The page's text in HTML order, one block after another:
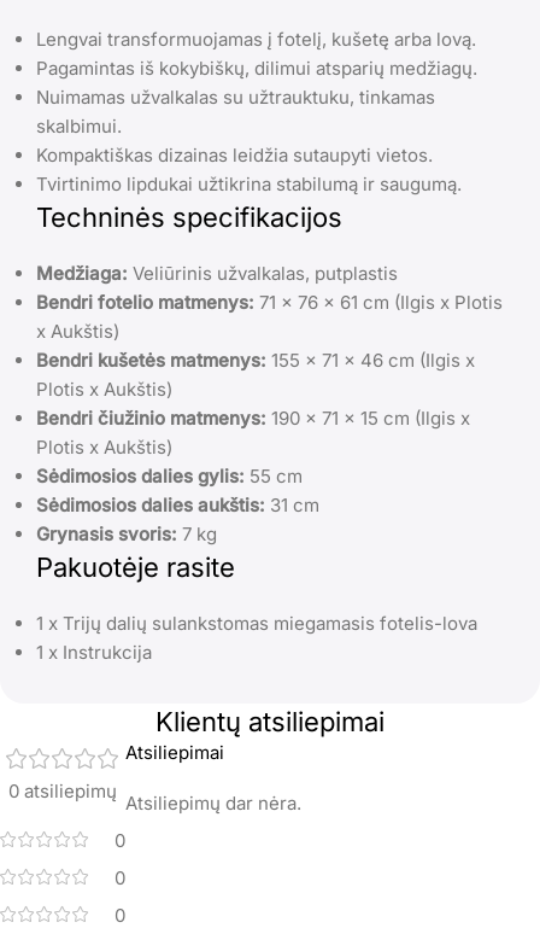
Lengvai transformuojamas į fotelį, kušetę arba lovą.
Pagamintas iš kokybiškų, dilimui atsparių medžiagų.
Nuimamas užvalkalas su užtrauktuku, tinkamas
skalbimui.
Kompaktiškas dizainas leidžia sutaupyti vietos.
Tvirtinimo lipdukai užtikrina stabilumą ir saugumą.
Techninės specifikacijos
Medžiaga: Veliūrinis užvalkalas, putplastis
Bendri fotelio matmenys: 71 x 76 x 61 cm (Ilgis x Plotis
x Aukštis)
Bendri kušetės matmenys: 155 x 71 x 46 cm (Ilgis x
Plotis x Aukštis)
Bendri čiužinio matmenys: 190 x 71 x 15 cm (Ilgis x
Plotis x Aukštis)
Sėdimosios dalies gylis: 55 cm
Sėdimosios dalies aukštis: 31 cm
Grynasis svoris: 7 kg
Pakuotėje rasite
1 x Trijų dalių sulankstomas miegamasis fotelis-lova
1 x Instrukcija
Klientų atsiliepimai
0 atsiliepimų
0
0
0
Atsiliepimai
Atsiliepimų dar nėra.